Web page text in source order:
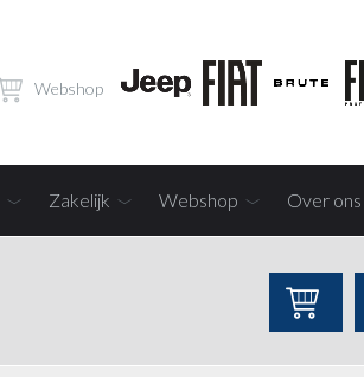
Webshop
Zakelijk Webshop Over ons